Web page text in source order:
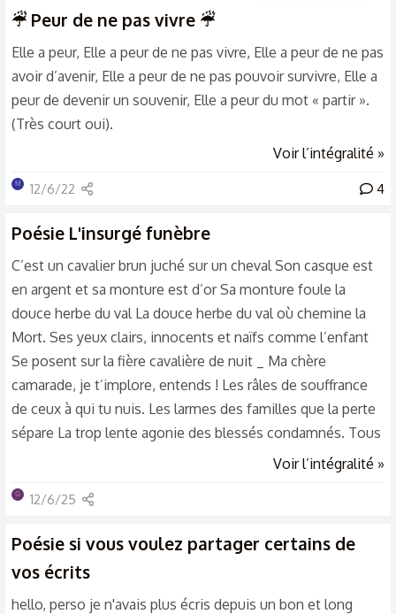
☔︎ Peur de ne pas vivre ☔︎
Elle a peur, Elle a peur de ne pas vivre, Elle a peur de ne pas
avoir d’avenir, Elle a peur de ne pas pouvoir survivre, Elle a
peur de devenir un souvenir, Elle a peur du mot « partir ».
(Très court oui).
Voir l’intégralité »
M 12/6/22 4
Poésie L'insurgé funèbre
C’est un cavalier brun juché sur un cheval Son casque est
en argent et sa monture est d’or Sa monture foule la
douce herbe du val La douce herbe du val où chemine la
Mort. Ses yeux clairs, innocents et naïfs comme l’enfant
Se posent sur la fière cavalière de nuit _ Ma chère
camarade, je t’implore, entends ! Les râles de souffrance
de ceux à qui tu nuis. Les larmes des familles que la perte
sépare La trop lente agonie des blessés condamnés. Tous
ceux pour qui l’issue est le fatal départ, Pour eux je t’en
dans un val Un val à l’herbe douce où pâture son cheval. Il
Elle et parlé fort et haut.
Voir l’intégralité »
G 12/6/25
Poésie si vous voulez partager certains de
vos écrits
hello, perso je n'avais plus écris depuis un bon et long